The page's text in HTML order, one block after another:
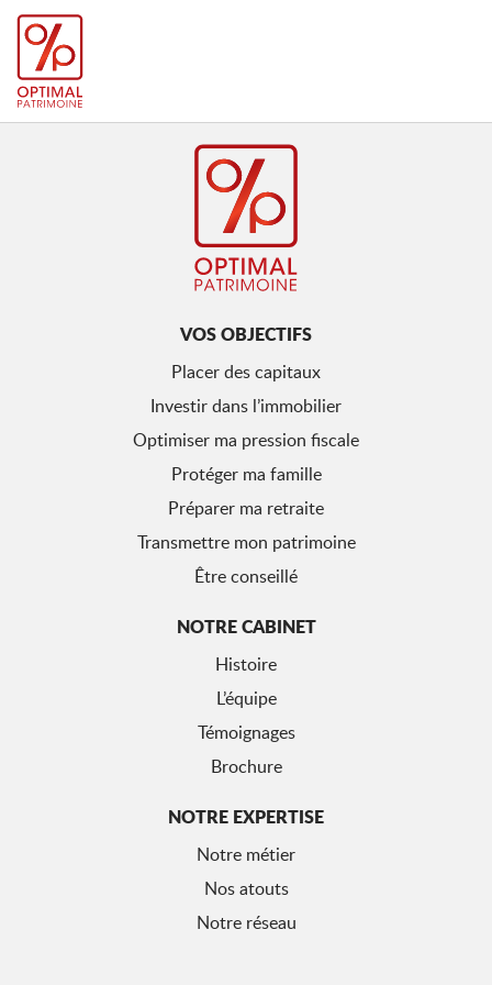
VOS OBJECTIFS
Placer des capitaux
Investir dans l’immobilier
Optimiser ma pression fiscale
Protéger ma famille
Préparer ma retraite
Transmettre mon patrimoine
Être conseillé
NOTRE CABINET
Histoire
L’équipe
Témoignages
Brochure
NOTRE EXPERTISE
Notre métier
Nos atouts
Notre réseau